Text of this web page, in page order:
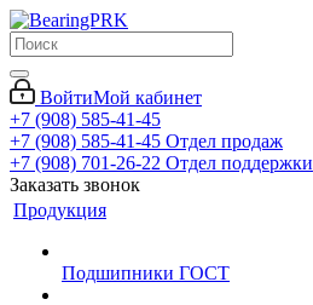
ВойтиМой кабинет
+7 (908) 585-41-45
+7 (908) 585-41-45 Отдел продаж
+7 (908) 701-26-22 Отдел поддержки
Заказать звонок
Продукция
Подшипники ГОСТ